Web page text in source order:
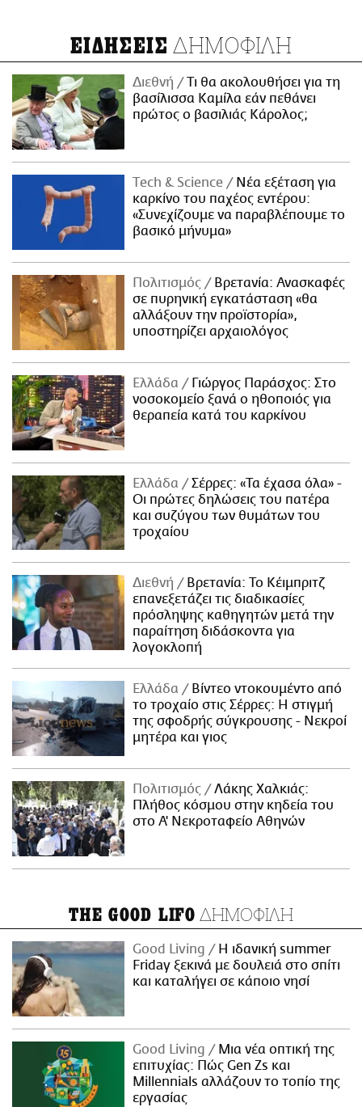
ΕΙΔΗΣΕΙΣ ΔΗΜΟΦΙΛΗ
Διεθνή
Τι θα ακολουθήσει για τη
βασίλισσα Καμίλα εάν πεθάνει
πρώτος ο βασιλιάς Κάρολος;
Τech & Science
Νέα εξέταση για
καρκίνο του παχέος εντέρου:
«Συνεχίζουμε να παραβλέπουμε το
βασικό μήνυμα»
Πολιτισμός
Βρετανία: Ανασκαφές
σε πυρηνική εγκατάσταση «θα
αλλάξουν την προϊστορία»,
υποστηρίζει αρχαιολόγος
Ελλάδα
Γιώργος Παράσχος: Στο
νοσοκομείο ξανά ο ηθοποιός για
θεραπεία κατά του καρκίνου
Ελλάδα
Σέρρες: «Τα έχασα όλα» -
Οι πρώτες δηλώσεις του πατέρα
και συζύγου των θυμάτων του
τροχαίου
Διεθνή
Βρετανία: Το Κέιμπριτζ
επανεξετάζει τις διαδικασίες
πρόσληψης καθηγητών μετά την
παραίτηση διδάσκοντα για
λογοκλοπή
Ελλάδα
Βίντεο ντοκουμέντο από
το τροχαίο στις Σέρρες: Η στιγμή
της σφοδρής σύγκρουσης - Νεκροί
μητέρα και γιος
Πολιτισμός
Λάκης Χαλκιάς:
Πλήθος κόσμου στην κηδεία του
στο Α' Νεκροταφείο Αθηνών
THE GOOD LIFO ΔΗΜΟΦΙΛΗ
Good Living
Η ιδανική summer
Friday ξεκινά με δουλειά στο σπίτι
και καταλήγει σε κάποιο νησί
Good Living
Μια νέα οπτική της
επιτυχίας: Πώς Gen Zs και
Millennials αλλάζουν το τοπίο της
εργασίας